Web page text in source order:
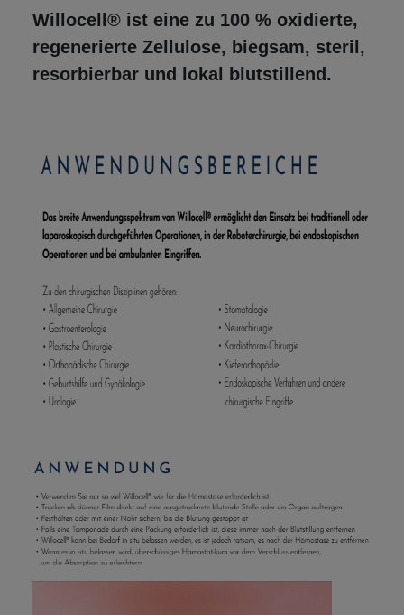
Willocell® ist eine zu 100 % oxidierte,
regenerierte Zellulose, biegsam, steril,
resorbierbar und lokal blutstillend.